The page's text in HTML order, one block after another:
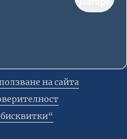
на сайта